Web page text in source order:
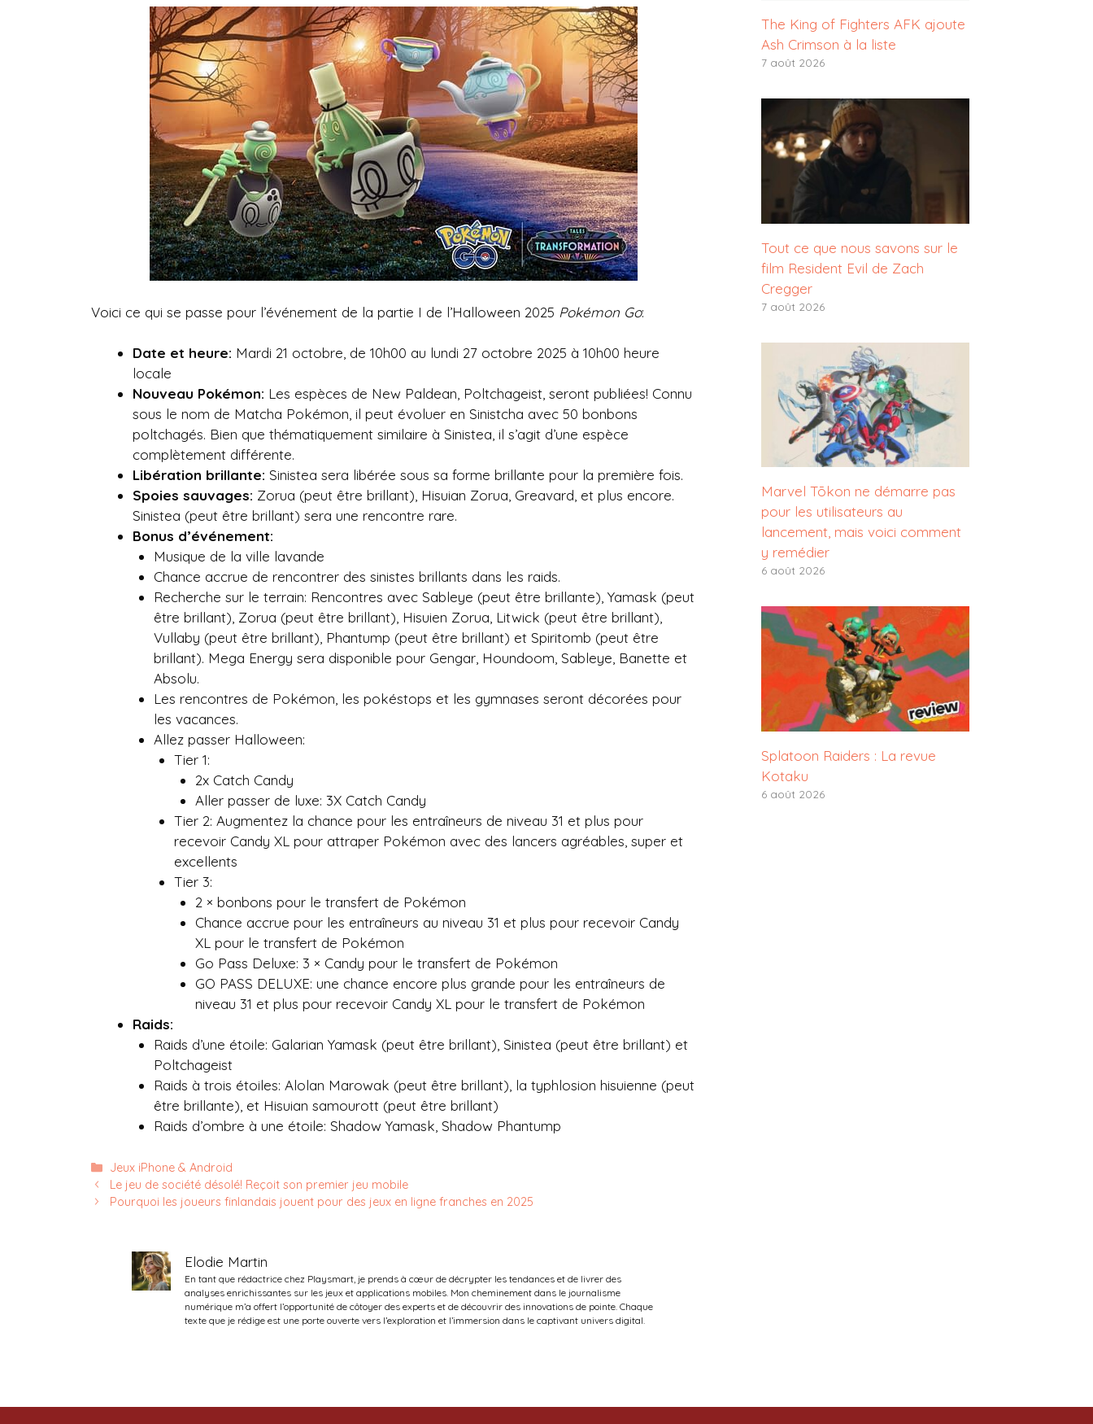
Voici ce qui se passe pour l’événement de la partie I de l’Halloween 2025 Pokémon Go:
Date et heure: Mardi 21 octobre, de 10h00 au lundi 27 octobre 2025 à 10h00 heure
locale
Nouveau Pokémon: Les espèces de New Paldean, Poltchageist, seront publiées! Connu
sous le nom de Matcha Pokémon, il peut évoluer en Sinistcha avec 50 bonbons
poltchagés. Bien que thématiquement similaire à Sinistea, il s’agit d’une espèce
complètement différente.
Libération brillante: Sinistea sera libérée sous sa forme brillante pour la première fois.
Spoies sauvages: Zorua (peut être brillant), Hisuian Zorua, Greavard, et plus encore.
Sinistea (peut être brillant) sera une rencontre rare.
Bonus d’événement:
Musique de la ville lavande
Chance accrue de rencontrer des sinistes brillants dans les raids.
Recherche sur le terrain: Rencontres avec Sableye (peut être brillante), Yamask (peut
être brillant), Zorua (peut être brillant), Hisuien Zorua, Litwick (peut être brillant),
Vullaby (peut être brillant), Phantump (peut être brillant) et Spiritomb (peut être
brillant). Mega Energy sera disponible pour Gengar, Houndoom, Sableye, Banette et
Absolu.
Les rencontres de Pokémon, les pokéstops et les gymnases seront décorées pour
les vacances.
Allez passer Halloween:
Tier 1:
2x Catch Candy
Aller passer de luxe: 3X Catch Candy
Tier 2: Augmentez la chance pour les entraîneurs de niveau 31 et plus pour
recevoir Candy XL pour attraper Pokémon avec des lancers agréables, super et
excellents
Tier 3:
2 × bonbons pour le transfert de Pokémon
Chance accrue pour les entraîneurs au niveau 31 et plus pour recevoir Candy
XL pour le transfert de Pokémon
Go Pass Deluxe: 3 × Candy pour le transfert de Pokémon
GO PASS DELUXE: une chance encore plus grande pour les entraîneurs de
niveau 31 et plus pour recevoir Candy XL pour le transfert de Pokémon
Raids:
Raids d’une étoile: Galarian Yamask (peut être brillant), Sinistea (peut être brillant) et
Poltchageist
Raids à trois étoiles: Alolan Marowak (peut être brillant), la typhlosion hisuienne (peut
être brillante), et Hisuian samourott (peut être brillant)
Raids d’ombre à une étoile: Shadow Yamask, Shadow Phantump
Catégories
Jeux iPhone & Android
Le jeu de société désolé! Reçoit son premier jeu mobile
Pourquoi les joueurs finlandais jouent pour des jeux en ligne franches en 2025
Elodie Martin
En tant que rédactrice chez Playsmart, je prends à cœur de décrypter les tendances et de livrer des
analyses enrichissantes sur les jeux et applications mobiles. Mon cheminement dans le journalisme
numérique m’a offert l’opportunité de côtoyer des experts et de découvrir des innovations de pointe. Chaque
texte que je rédige est une porte ouverte vers l’exploration et l’immersion dans le captivant univers digital.
The King of Fighters AFK ajoute
Ash Crimson à la liste
7 août 2026
Tout ce que nous savons sur le
film Resident Evil de Zach
Cregger
7 août 2026
Marvel Tōkon ne démarre pas
pour les utilisateurs au
lancement, mais voici comment
y remédier
6 août 2026
Splatoon Raiders : La revue
Kotaku
6 août 2026